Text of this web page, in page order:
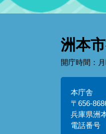
洲本
開庁時間：
本庁舎
〒656-
兵庫県洲
電話番号